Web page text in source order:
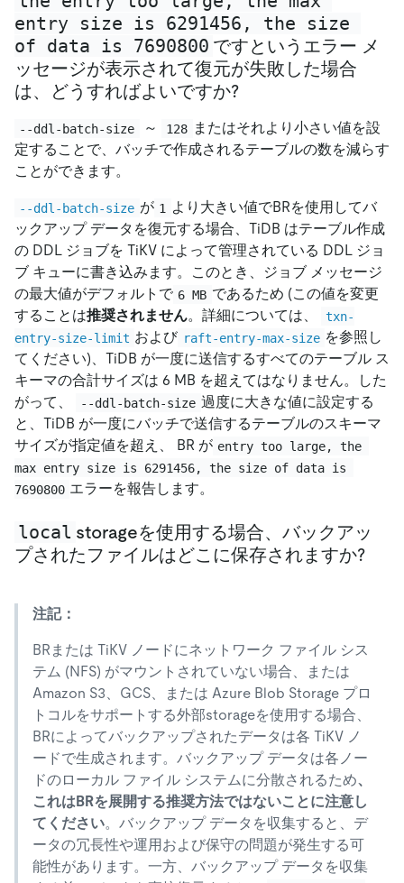
entry size is 6291456, the size
of data is 7690800 ですというエラー メ
ッセージが表示されて復元が失敗した場合
は、どうすればよいですか?
--ddl-batch-size ～ 128 またはそれより小さい値を設
定することで、バッチで作成されるテーブルの数を減らす
ことができます。
--ddl-batch-size が 1
より大きい値でBRを使用してバ
ックアップ データを復元する場合、TiDB はテーブル作成
の DDL ジョブを TiKV によって管理されている DDL ジョ
ブ キューに書き込みます。このとき、ジョブ メッセージ
の最大値がデフォルトで 6 MB であるため (この値を変更
することは推奨されません。詳細については、
txn-
entry-size-limit および raft-entry-max-size を参照し
てください)、TiDB が一度に送信するすべてのテーブル ス
キーマの合計サイズは 6 MB を超えてはなりません。した
がって、
--ddl-batch-size 過度に大きな値に設定する
と、TiDB が一度にバッチで送信するテーブルのスキーマ
サイズが指定値を超え、 BR が entry too large, the
max entry size is 6291456, the size of data is
7690800 エラーを報告します。
local storageを使用する場合、バックアッ
プされたファイルはどこに保存されますか?
注記：
BRまたは TiKV ノードにネットワーク ファイル シス
テム (NFS) がマウントされていない場合、または
Amazon S3、GCS、または Azure Blob Storage プロ
トコルをサポートする外部storageを使用する場合、
BRによってバックアップされたデータは各 TiKV ノ
ードで生成されます。バックアップ データは各ノー
ドのローカル ファイル システムに分散されるため、
これはBRを展開する推奨方法ではないことに注意し
てください。バックアップ データを収集すると、デ
ータの冗長性や運用および保守の問題が発生する可
能性があります。一方、バックアップ データを収集